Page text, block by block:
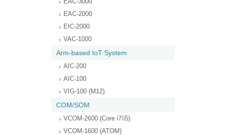
EAC-2000
EIC-2000
VAC-1000
Arm-based IoT System
AIC-200
AIC-100
VIG-100 (M12)
COM/SOM
VCOM-2600 (Core i7/i5)
VCOM-1600 (ATOM)